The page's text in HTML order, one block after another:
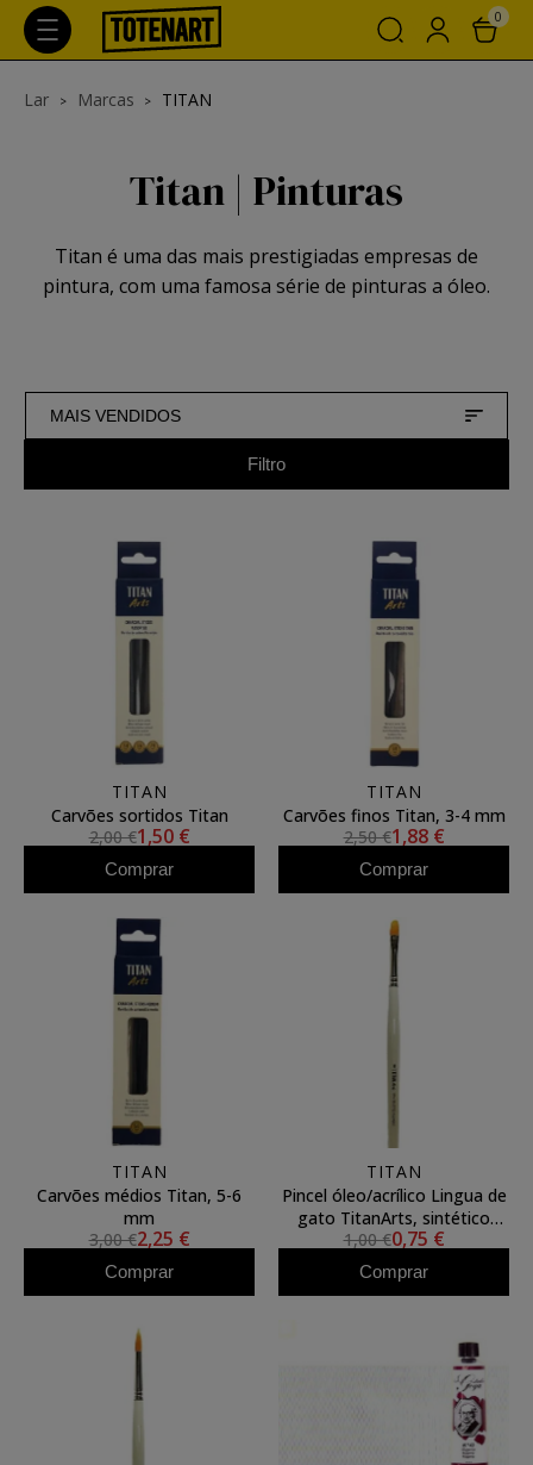
0
Lar Marcas TITAN
Titan | Pinturas
Titan é uma das mais prestigiadas empresas de
pintura, com uma famosa série de pinturas a óleo.
MAIS VENDIDOS
Filtro
TITAN
Carvões sortidos Titan
2,00 €1,50 €
Comprar
TITAN
Carvões finos Titan, 3-4 mm
2,50 €1,88 €
Comprar
TITAN
Carvões médios Titan, 5-6
mm
3,00 €2,25 €
Comprar
TITAN
Pincel óleo/acrílico Lingua de
gato TitanArts, sintético
Toray 3596/00
1,00 €0,75 €
Comprar